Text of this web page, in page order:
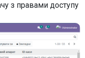
з правами доступу